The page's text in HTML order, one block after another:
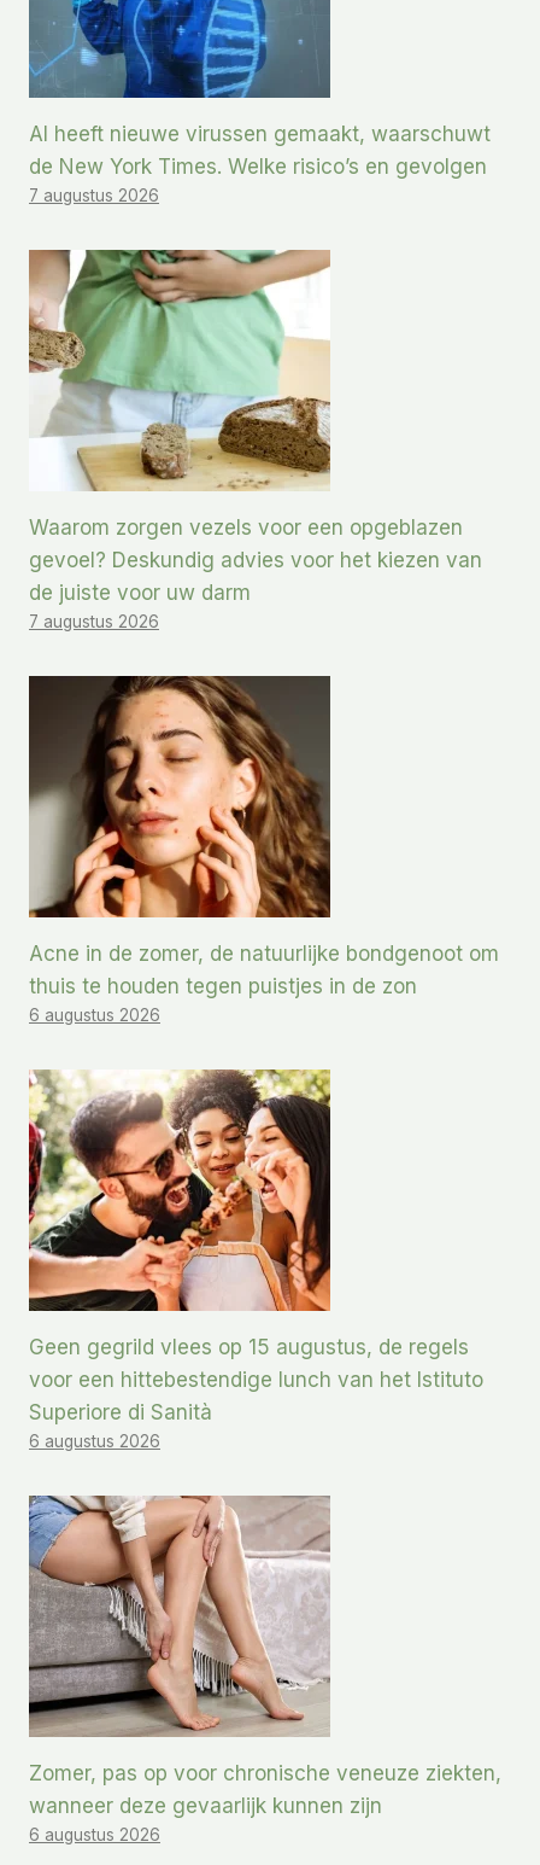
AI heeft nieuwe virussen gemaakt, waarschuwt
de New York Times. Welke risico’s en gevolgen
7 augustus 2026
Waarom zorgen vezels voor een opgeblazen
gevoel? Deskundig advies voor het kiezen van
de juiste voor uw darm
7 augustus 2026
Acne in de zomer, de natuurlijke bondgenoot om
thuis te houden tegen puistjes in de zon
6 augustus 2026
Geen gegrild vlees op 15 augustus, de regels
voor een hittebestendige lunch van het Istituto
Superiore di Sanità
6 augustus 2026
Zomer, pas op voor chronische veneuze ziekten,
wanneer deze gevaarlijk kunnen zijn
6 augustus 2026